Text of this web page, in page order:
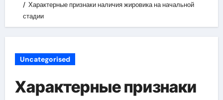
Характерные признаки наличия жировика на начальной
стадии
Uncategorised
Характерные признаки